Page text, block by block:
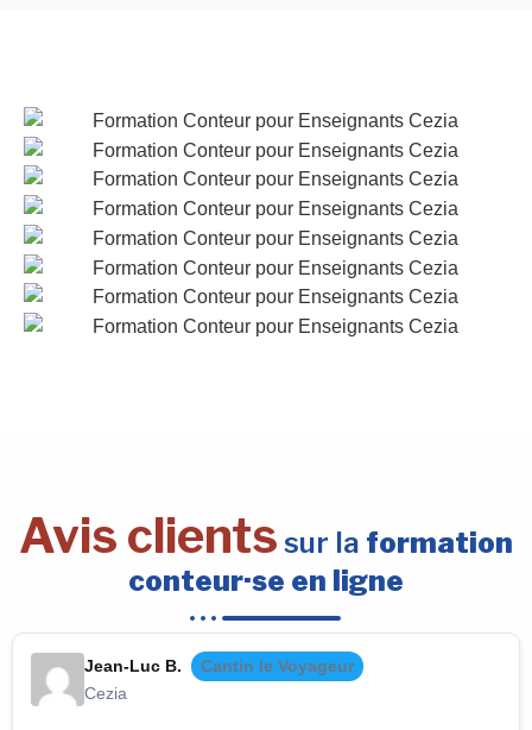
Avis clients sur la formation
conteur·se en ligne
Jean-Luc B.
Cantin le Voyageur
Cezia